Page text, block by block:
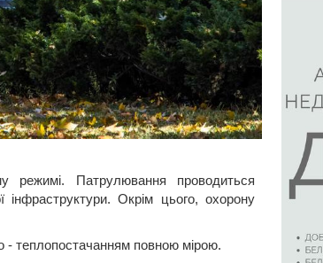
режимі. Патрулювання проводиться
інфраструктури. Окрім цього, охорону
теплопостачанням повною мірою.